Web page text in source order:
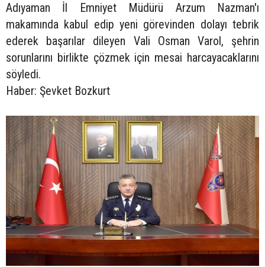
Adıyaman İl Emniyet Müdürü Arzum Nazman'ı
makamında kabul edip yeni görevinden dolayı tebrik
ederek başarılar dileyen Vali Osman Varol, şehrin
sorunlarını birlikte çözmek için mesai harcayacaklarını
söyledi.
Haber: Şevket Bozkurt